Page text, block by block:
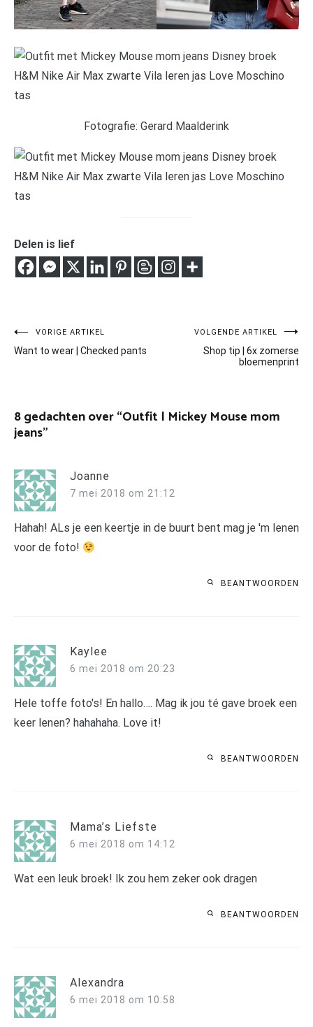
Fotografie: Gerard Maalderink
Delen is lief
Bericht
navigatie
VORIGE ARTIKEL
Want to wear | Checked pants
VOLGENDE ARTIKEL
Shop tip | 6x zomerse
bloemenprint
8 gedachten over “Outfit | Mickey Mouse mom
jeans”
Joanne
7 mei 2018 om 21:12
Hahah! ALs je een keertje in de buurt bent mag je 'm lenen
voor de foto!
BEANTWOORDEN
Kaylee
6 mei 2018 om 20:23
Hele toffe foto's! En hallo…. Mag ik jou té gave broek een
keer lenen? hahahaha. Love it!
BEANTWOORDEN
Mama’s Liefste
6 mei 2018 om 14:12
Wat een leuk broek! Ik zou hem zeker ook dragen
BEANTWOORDEN
Alexandra
6 mei 2018 om 10:58